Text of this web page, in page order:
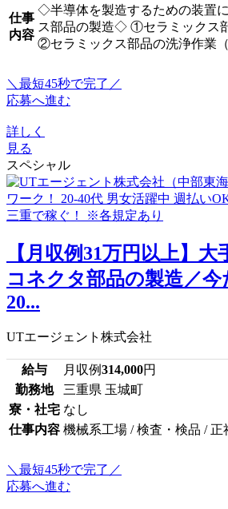
仕事
内容
◇半導体を製造するための装置
ス部品の製造◇ ①セラミックス
②セラミックス部品の洗浄作業
＼最短45秒で完了／
応募へ進む
詳しく
見る
スペシャル
【月収例31万円以上】
コネクタ部品の製造／
20...
UTエージェント株式会社
給与 月収例314,000円
勤務地
三重県 玉城町
寮・社宅 なし
仕事内容 機械系工場 / 検査・検品 / 正
＼最短45秒で完了／
応募へ進む